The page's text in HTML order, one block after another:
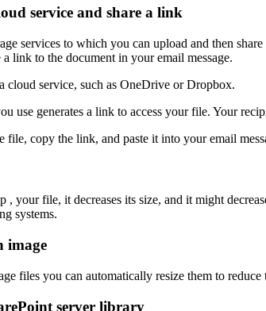
service and share a link
services to which you can upload and then
link to the document in your email message.
cloud service, such as OneDrive or Dropbox.
use generates a link to access your file. Your
file, copy the link, and paste it into your email
, your file, it decreases its size, and it might
systems.
image
files you can automatically resize them to reduce
server library